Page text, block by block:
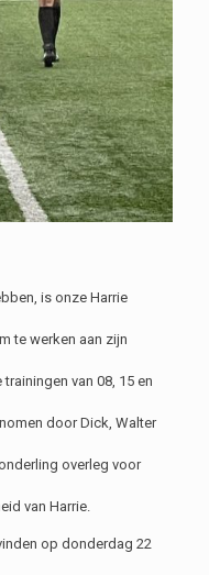
is onze Harrie
te werken aan zijn
van 08, 15 en
door Dick, Walter
overleg voor
van Harrie.
op donderdag 22